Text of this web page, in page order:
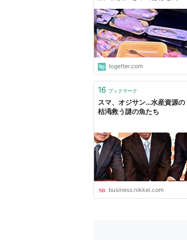
売られている理由に「ありが
たい」「大歓喜すぎる」
togetter.com
16 ブックマーク
スマ、オジサン…水産資源の
枯渇救う謎の魚たち
business.nikkei.com